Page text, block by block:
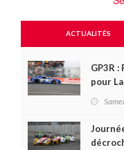
ACTUALITÉS
GP3R
pour